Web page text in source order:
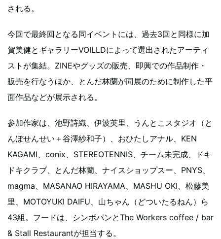
される。
今回で最終回となる同イベントには、過去3回と同様に加
賀美健とギャラリーVOILLDによって選出されたアーティ
ストが集結。ZINEやグッズの販売、即興での作品制作・
販売を行なうほか、とんだ林蘭が同展のために制作した平
面作品などが展示される。
参加作家は、池野詩織、伊波英里、うんとこスタジオ（と
んぼせんせい＋谷澤紗和子）、おひたしアナル、KEN
KAGAMI、conix、STEREOTENNIS、チーム未完成、ドキ
ドキクラブ、とんだ林蘭、ナイスショップスー、PNYS、
magma、MASANAO HIRAYAMA、MASHU OKI、松藤美
里、MOTOYUKI DAIFU、山ちゃん（どついたるねん）ら
43組。フードは、シンボパンとThe Workers coffee / bar
& Stall Restaurantが担当する。